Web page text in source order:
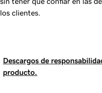
los clientes.
Descargos de
producto.